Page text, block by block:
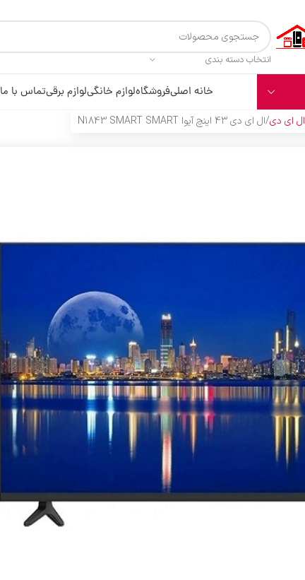
انتخاب دسته بندی
خانه اصلیفروشگاهلوازم خانگیلوازم برقیتماس با ما
ال ای دی ال اي دي 43 اينچ آيوا N1843 SMART SMART